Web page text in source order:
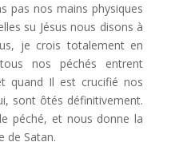
pas nos mains physiques
su Jésus nous disons à
je crois totalement en
nos péchés entrent
quand Il est crucifié nos
sont ôtés définitivement.
péché, et nous donne la
de Satan.